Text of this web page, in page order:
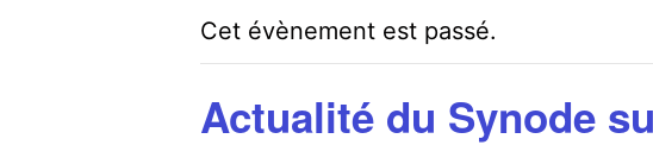
Cet évènement est passé.
Actualité du Synode